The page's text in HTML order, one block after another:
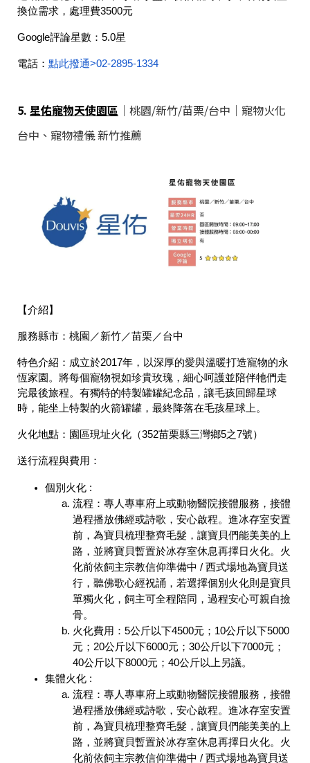
換位需求，處理費3500元
Google評論星數： 5.0星
電話： 點此撥通>02-2895-1334
5. 星佑寵物天使園區 ｜桃園/新竹/苗栗/台中｜寵物火化
台中、寵物禮儀 新竹推薦
【介紹】
服務縣市： 桃園／新竹／苗栗／台中
特色介紹： 成立於2017年，以深厚的愛與溫暖打造寵物的永
恆家園。將每個寵物視如珍貴玫瑰，細心呵護並陪伴牠們走
完最後旅程。有獨特的特製罐罐紀念品，讓毛孩回歸星球
時，能坐上特製的火箭罐罐，最終降落在毛孩星球上。
火化地點： 園區現址火化（352苗栗縣三灣鄉5之7號）
送行流程與費用：
個別火化 :
流程：專人專車府上或動物醫院接體服務，接體
過程播放佛經或詩歌，安心啟程。進冰存室安置
前，為寶貝梳理整齊毛髮，讓寶貝們能美美的上
路，並將寶貝暫置於冰存室休息再擇日火化。火
化前依飼主宗教信仰準備中 / 西式場地為寶貝送
行，聽佛歌心經祝誦，若選擇個別火化則是寶貝
單獨火化，飼主可全程陪同，過程安心可親自撿
骨。
火化費用：5公斤以下4500元；10公斤以下5000
元；20公斤以下6000元；30公斤以下7000元；
40公斤以下8000元；40公斤以上另議。
集體火化 :
流程：專人專車府上或動物醫院接體服務，接體
過程播放佛經或詩歌，安心啟程。進冰存室安置
前，為寶貝梳理整齊毛髮，讓寶貝們能美美的上
路，並將寶貝暫置於冰存室休息再擇日火化。火
化前依飼主宗教信仰準備中 / 西式場地為寶貝送